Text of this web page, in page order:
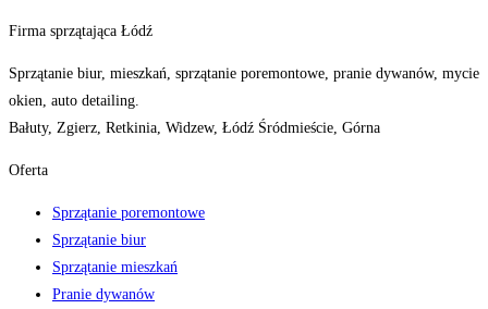
Firma sprzątająca Łódź
Sprzątanie biur, mieszkań, sprzątanie poremontowe, pranie dywanów, mycie
okien, auto detailing.
Bałuty, Zgierz, Retkinia, Widzew, Łódź Śródmieście, Górna
Oferta
Sprzątanie poremontowe
Sprzątanie biur
Sprzątanie mieszkań
Pranie dywanów